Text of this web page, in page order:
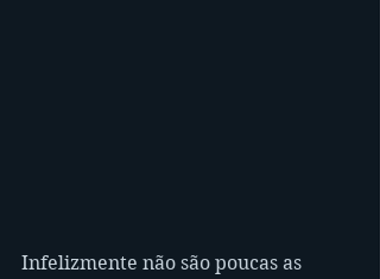
Infelizmente não são poucas as